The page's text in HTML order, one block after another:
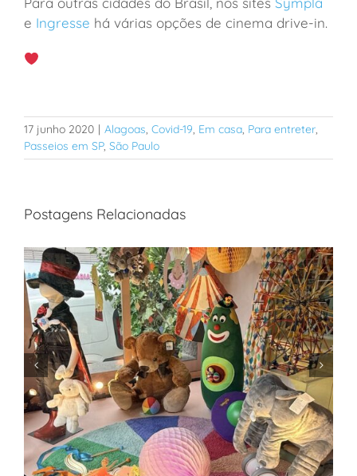
e Ingresse há várias opções de cinema drive-in.
17 junho 2020 | Alagoas, Covid-19, Em casa, Para entreter,
Passeios em SP, São Paulo
Postagens Relacionadas